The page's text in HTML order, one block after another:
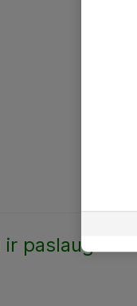
paslaugos